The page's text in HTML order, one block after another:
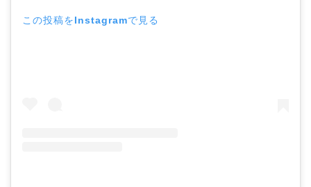
この投稿をInstagramで見る